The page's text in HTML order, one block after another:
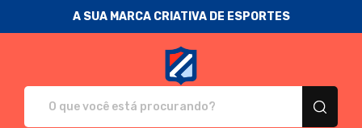
A SUA MARCA CRIATIVA DE ESPORTES
Fanática Sport Nation -